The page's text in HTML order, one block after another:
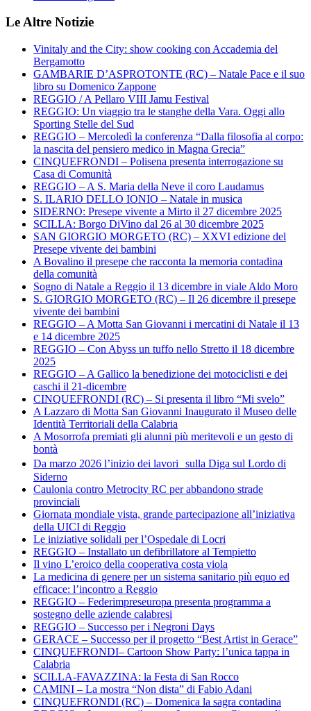
Le Altre Notizie
Vinitaly and the City: show cooking con Accademia del
Bergamotto
GAMBARIE D’ASPROTONTE (RC) – Natale Pace e il suo
libro su Domenico Zappone
REGGIO / A Pellaro VIII Jamu Festival
REGGIO: Un viaggio tra le stanghe della Vara. Oggi allo
Sporting Stelle del Sud
REGGIO – Mercoledì la conferenza “Dalla filosofia al corpo:
la nascita del pensiero medico in Magna Grecia”
CINQUEFRONDI – Polisena presenta interrogazione su
Casa di Comunità
REGGIO – A S. Maria della Neve il coro Laudamus
S. ILARIO DELLO IONIO – Natale in musica
SIDERNO: Presepe vivente a Mirto il 27 dicembre 2025
SCILLA: Borgo DiVino dal 26 al 30 dicembre 2025
SAN GIORGIO MORGETO (RC) – XXVI edizione del
Presepe vivente dei bambini
A Bovalino il presepe che racconta la memoria contadina
della comunità
Sogno di Natale a Reggio il 13 dicembre in viale Aldo Moro
S. GIORGIO MORGETO (RC) – Il 26 dicembre il presepe
vivente dei bambini
REGGIO – A Motta San Giovanni i mercatini di Natale il 13
e 14 dicembre 2025
REGGIO – Con Abyss un tuffo nello Stretto il 18 dicembre
2025
REGGIO – A Gallico la benedizione dei motociclisti e dei
caschi il 21-dicembre
CINQUEFRONDI (RC) – Si presenta il libro “Mi svelo”
A Lazzaro di Motta San Giovanni Inaugurato il Museo delle
Identità Territoriali della Calabria
A Mosorrofa premiati gli alunni più meritevoli e un gesto di
bontà
Da marzo 2026 l’inizio dei lavori sulla Diga sul Lordo di
Siderno
Caulonia contro Metrocity RC per abbandono strade
provinciali
Giornata mondiale vista, grande partecipazione all’iniziativa
della UICI di Reggio
Le iniziative solidali per l’Ospedale di Locri
REGGIO – Installato un defibrillatore al Tempietto
Il vino L’eroico della cooperativa costa viola
La medicina di genere per un sistema sanitario più equo ed
efficace: l’incontro a Reggio
REGGIO – Federimpreseuropa presenta programma a
sostegno delle aziende calabresi
REGGIO – Successo per i Negroni Days
GERACE – Successo per il progetto “Best Artist in Gerace”
CINQUEFRONDI– Cartoon Show Party: l’unica tappa in
Calabria
SCILLA-FAVAZZINA: la Festa di San Rocco
CAMINI – La mostra “Non dista” di Fabio Adani
CINQUEFRONDI (RC) – Domenica la sagra contadina